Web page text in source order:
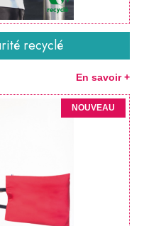
recyclé
En savoir +
NOUVEAU